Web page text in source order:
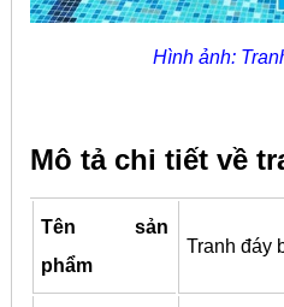
Hình ảnh:
Mô tả chi tiết về
Tên sản
phẩm
Tranh đáy